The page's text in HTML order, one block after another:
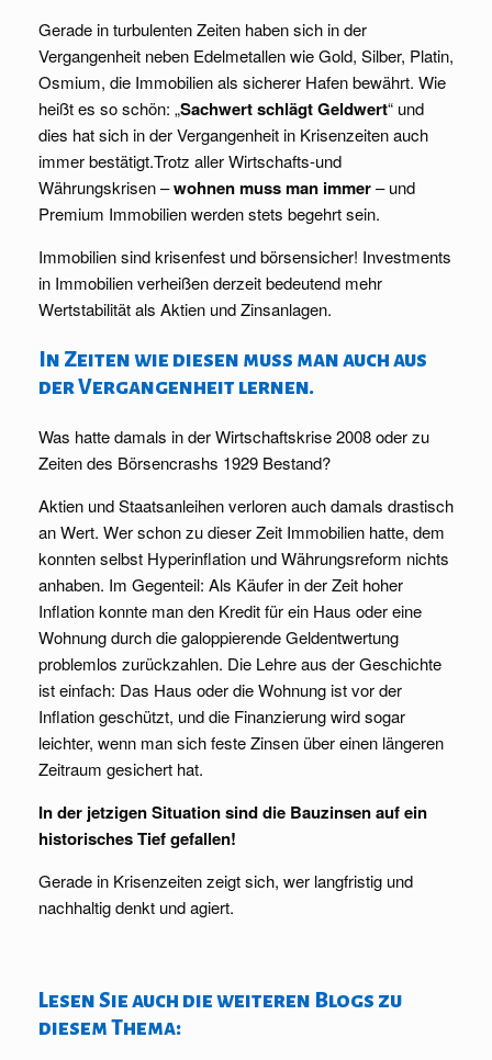
Gerade in turbulenten Zeiten haben sich in der
Vergangenheit neben Edelmetallen wie Gold, Silber, Platin,
Osmium, die Immobilien als sicherer Hafen bewährt. Wie
heißt es so schön: „Sachwert schlägt Geldwert“ und
dies hat sich in der Vergangenheit in Krisenzeiten auch
immer bestätigt.Trotz aller Wirtschafts-und
Währungskrisen –wohnen muss man immer– und
Premium Immobilien werden stets begehrt sein.
Immobilien sind krisenfest und börsensicher! Investments
in Immobilien verheißen derzeit bedeutend mehr
Wertstabilität als Aktien und Zinsanlagen.
In Zeiten wie diesen muss man auch aus
der Vergangenheit lernen.
Was hatte damals in der Wirtschaftskrise 2008 oder zu
Zeiten des Börsencrashs 1929 Bestand?
Aktien und Staatsanleihen verloren auch damals drastisch
an Wert. Wer schon zu dieser Zeit Immobilien hatte, dem
konnten selbst Hyperinflation und Währungsreform nichts
anhaben. Im Gegenteil: Als Käufer in der Zeit hoher
Inflation konnte man den Kredit für ein Haus oder eine
Wohnung durch die galoppierende Geldentwertung
problemlos zurückzahlen. Die Lehre aus der Geschichte
ist einfach: Das Haus oder die Wohnung ist vor der
Inflation geschützt, und die Finanzierung wird sogar
leichter, wenn man sich feste Zinsen über einen längeren
Zeitraum gesichert hat.
In der jetzigen Situation sind die Bauzinsen auf ein
historisches Tief gefallen!
Gerade in Krisenzeiten zeigt sich, wer langfristig und
nachhaltig denkt und agiert.
Lesen Sie auch die weiteren Blogs zu
diesem Thema: